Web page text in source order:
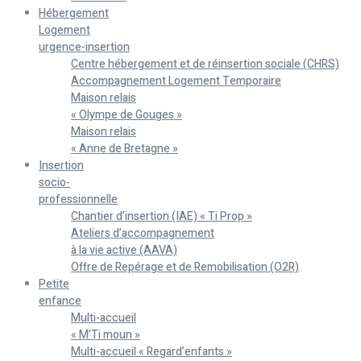
Hébergement
Logement
urgence-insertion
Centre hébergement et de réinsertion sociale (CHRS)
Accompagnement Logement Temporaire
Maison relais
« Olympe de Gouges »
Maison relais
« Anne de Bretagne »
Insertion
socio-
professionnelle
Chantier d’insertion (IAE) « Ti Prop »
Ateliers d’accompagnement
à la vie active (AAVA)
Offre de Repérage et de Remobilisation (O2R)
Petite
enfance
Multi-accueil
« M’Ti moun »
Multi-accueil « Regard’enfants »